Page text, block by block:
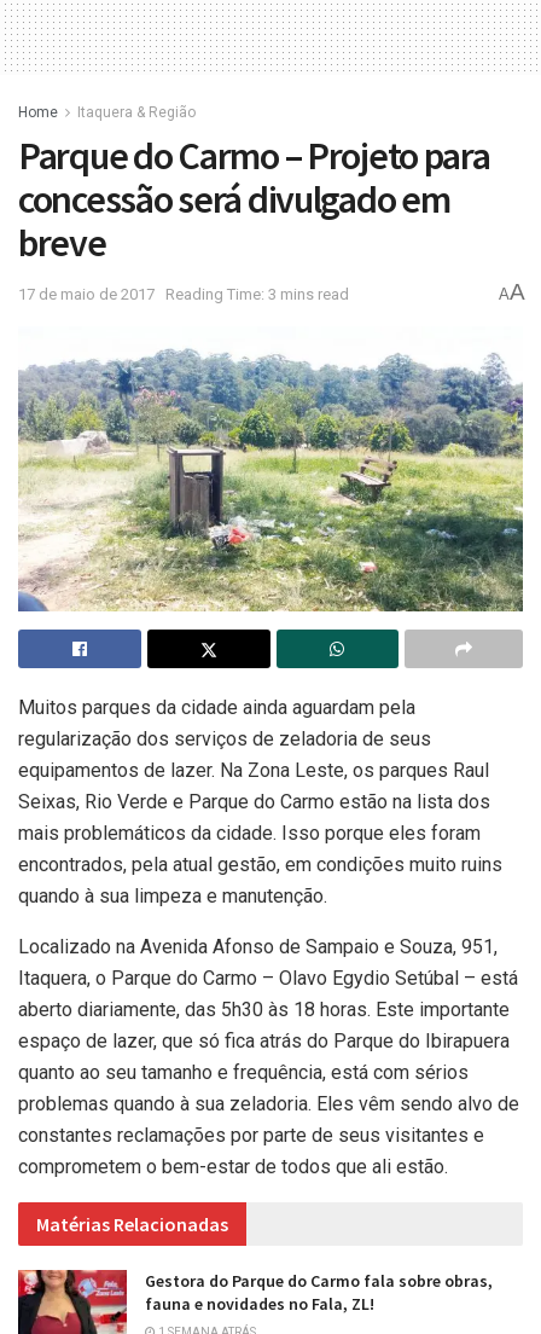
Home Itaquera & Região
Parque do Carmo – Projeto para
concessão será divulgado em
breve
17 de maio de 2017 Reading Time: 3 mins read AA
Muitos parques da cidade ainda aguardam pela
regularização dos serviços de zeladoria de seus
equipamentos de lazer. Na Zona Leste, os parques Raul
Seixas, Rio Verde e Parque do Carmo estão na lista dos
mais problemáticos da cidade. Isso porque eles foram
encontrados, pela atual gestão, em condições muito ruins
quando à sua limpeza e manutenção.
Localizado na Avenida Afonso de Sampaio e Souza, 951,
Itaquera, o Parque do Carmo – Olavo Egydio Setúbal – está
aberto diariamente, das 5h30 às 18 horas. Este importante
espaço de lazer, que só fica atrás do Parque do Ibirapuera
quanto ao seu tamanho e frequência, está com sérios
problemas quando à sua zeladoria. Eles vêm sendo alvo de
constantes reclamações por parte de seus visitantes e
comprometem o bem-estar de todos que ali estão.
Matérias Relacionadas
Gestora do Parque do Carmo fala sobre obras,
fauna e novidades no Fala, ZL!